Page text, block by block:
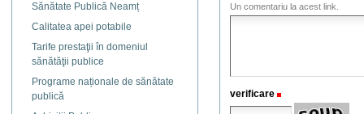
Sănătate Publică Neamț
Calitatea apei potabile
Tarife prestaţii în domeniul
sănătăţii publice
Programe naționale de sănătate
publică
Un comentariu la acest link.
verificare